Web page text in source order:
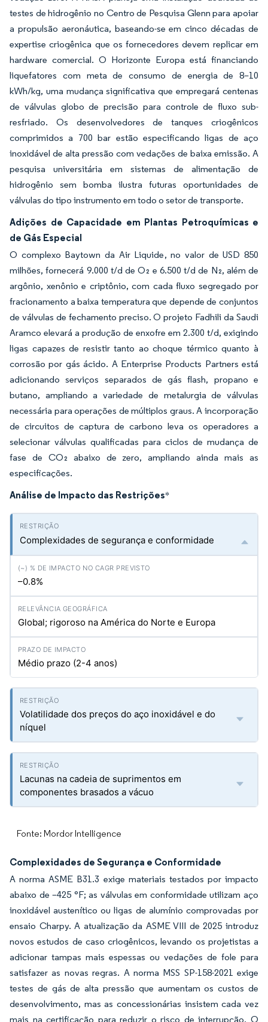
testes de hidrogênio no Centro de Pesquisa Glenn para apoiar
a propulsão aeronáutica, baseando-se em cinco décadas de
expertise criogênica que os fornecedores devem replicar em
hardware comercial. O Horizonte Europa está financiando
liquefatores com meta de consumo de energia de 8–10
kWh/kg, uma mudança significativa que empregará centenas
de válvulas globo de precisão para controle de fluxo sub-
resfriado. Os desenvolvedores de tanques criogênicos
comprimidos a 700 bar estão especificando ligas de aço
inoxidável de alta pressão com vedações de baixa emissão. A
pesquisa universitária em sistemas de alimentação de
hidrogênio sem bomba ilustra futuras oportunidades de
válvulas do tipo instrumento em todo o setor de transporte.
Adições de Capacidade em Plantas Petroquímicas e
de Gás Especial
O complexo Baytown da Air Liquide, no valor de USD 850
milhões, fornecerá 9.000 t/d de O₂ e 6.500 t/d de N₂, além de
argônio, xenônio e criptônio, com cada fluxo segregado por
fracionamento a baixa temperatura que depende de conjuntos
de válvulas de fechamento preciso. O projeto Fadhili da Saudi
Aramco elevará a produção de enxofre em 2.300 t/d, exigindo
ligas capazes de resistir tanto ao choque térmico quanto à
corrosão por gás ácido. A Enterprise Products Partners está
adicionando serviços separados de gás flash, propano e
butano, ampliando a variedade de metalurgia de válvulas
necessária para operações de múltiplos graus. A incorporação
de circuitos de captura de carbono leva os operadores a
selecionar válvulas qualificadas para ciclos de mudança de
fase de CO₂ abaixo de zero, ampliando ainda mais as
especificações.
Análise de Impacto das Restrições*
Complexidades de segurança e conformidade
–0.8%
Global; rigoroso na América do Norte e Europa
Médio prazo (2-4 anos)
Volatilidade dos preços do aço inoxidável e do
níquel
Lacunas na cadeia de suprimentos em
componentes brasados a vácuo
Fonte: Mordor Intelligence
Complexidades de Segurança e Conformidade
A norma ASME B31.3 exige materiais testados por impacto
abaixo de –425 °F; as válvulas em conformidade utilizam aço
inoxidável austenítico ou ligas de alumínio comprovadas por
ensaio Charpy. A atualização da ASME VIII de 2025 introduz
novos estudos de caso criogênicos, levando os projetistas a
adicionar tampas mais espessas ou vedações de fole para
satisfazer as novas regras. A norma MSS SP-158-2021 exige
testes de gás de alta pressão que aumentam os custos de
desenvolvimento, mas as concessionárias insistem cada vez
mais na certificação para reduzir o risco de interrupção. O